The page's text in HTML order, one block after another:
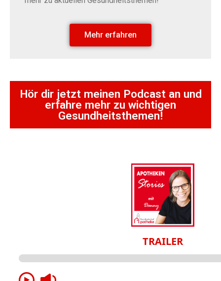
Mehr erfahren
Hör dir jetzt meinen Podcast an und
erfahre mehr zu wichtigen
Gesundheitsthemen!